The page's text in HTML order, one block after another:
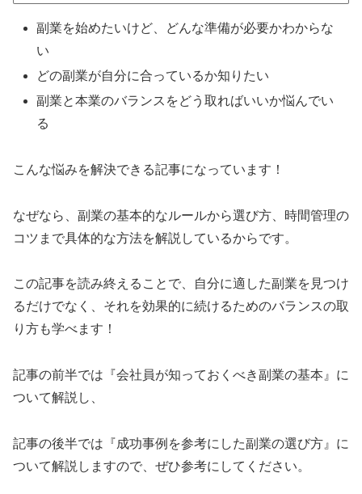
副業を始めたいけど、どんな準備が必要かわからな
い
どの副業が自分に合っているか知りたい
副業と本業のバランスをどう取ればいいか悩んでい
る
こんな悩みを解決できる記事になっています！
なぜなら、副業の基本的なルールから選び方、時間管理の
コツまで具体的な方法を解説しているからです。
この記事を読み終えることで、自分に適した副業を見つけ
るだけでなく、それを効果的に続けるためのバランスの取
り方も学べます！
記事の前半では『会社員が知っておくべき副業の基本』に
ついて解説し、
記事の後半では『成功事例を参考にした副業の選び方』に
ついて解説しますので、ぜひ参考にしてください。